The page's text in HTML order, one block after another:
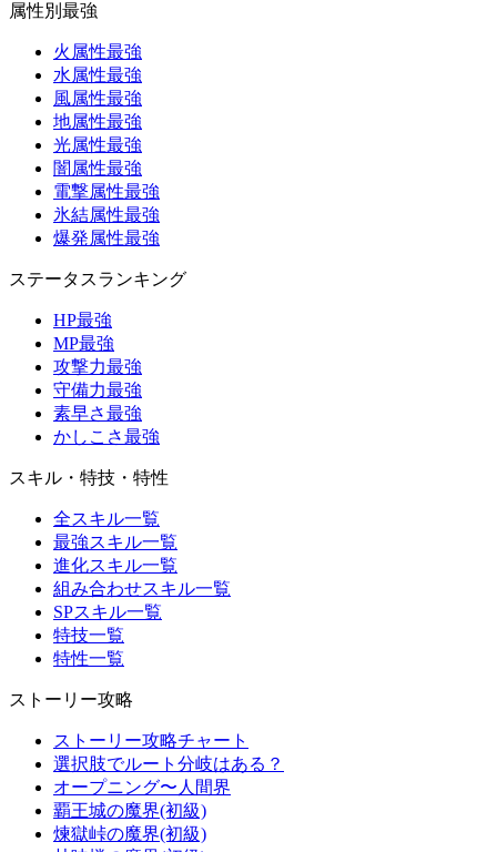
属性別最強
火属性最強
水属性最強
風属性最強
地属性最強
光属性最強
闇属性最強
電撃属性最強
氷結属性最強
爆発属性最強
ステータスランキング
HP最強
MP最強
攻撃力最強
守備力最強
素早さ最強
かしこさ最強
スキル・特技・特性
全スキル一覧
最強スキル一覧
進化スキル一覧
組み合わせスキル一覧
SPスキル一覧
特技一覧
特性一覧
ストーリー攻略
ストーリー攻略チャート
選択肢でルート分岐はある？
オープニング〜人間界
覇王城の魔界(初級)
煉獄峠の魔界(初級)